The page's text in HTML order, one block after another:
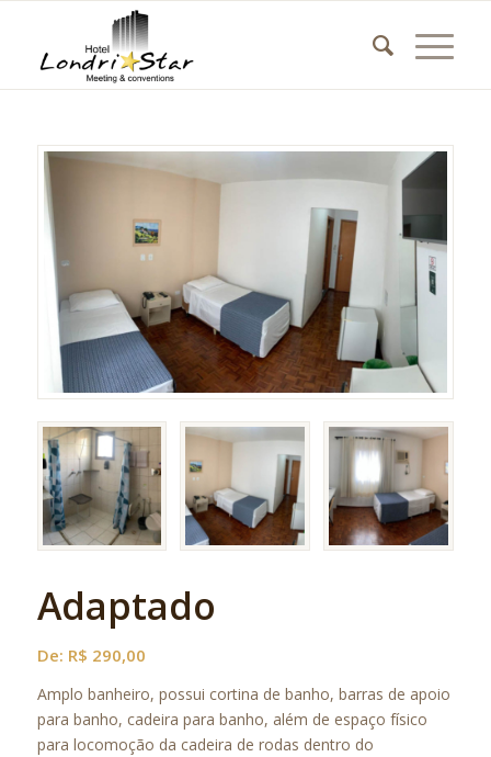
Adaptado
De: R$ 290,00
Amplo banheiro, possui cortina de banho, barras de apoio
para banho, cadeira para banho, além de espaço físico
para locomoção da cadeira de rodas dentro do